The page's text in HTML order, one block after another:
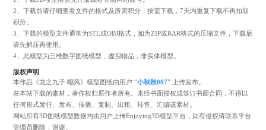
+ 收藏 + 下载 + 预览
1358
模型说明
2、下载前请仔细查看文件的格式及所需积分，按需下载，7天内重复下载不再
积分。
3、下载的模型文件通常为STL或OBJ格式，如为ZIP或RAR格式的压缩文件，
请先解压再使用。
4、此模型为三维数字图纸模型，虚拟物品，非实体模型。